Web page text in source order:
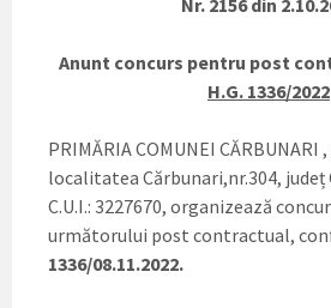
Nr. 2156 din
Anunt concurs pentru post
H.G. 1336/2022
PRIMĂRIA COMUNEI CĂRBUNARI
localitatea Cărbunari,nr.304, județ
C.U.I.: 3227670, organizează
următorului post contractual,
1336/08.11.2022.